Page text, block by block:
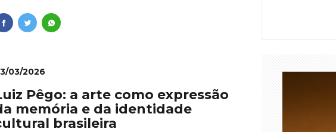
03/2026
Pêgo: a arte como expressão
memória e da identidade
brasileira